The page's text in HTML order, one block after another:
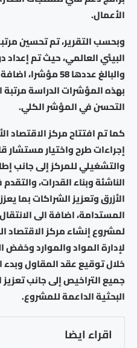
الأعمال.
وبحسب التقرير، تم تحسين
البيئي العالمي، حيث تم
والبالغ عددها 58
بهذه المؤشرات الدراسة
التحسن في المؤشر الكلي.
كما تم افتتاح مركز الاقتصاد
إجراءات طرح واختيار مستشار
والتشغيلي للمركز إلى جانب
الناشئة وبناء القدرات،
الأزرق وتعزيز الشراكات بما
المستدامة، اضافة الى
لمشروع إنشاء مركز الاقتصاد
خلال توقيع عقد المقاول وبدء
جميع التراخيص إلى جانب
البحثية الداعمة للمشروع.
اقراء ايضا